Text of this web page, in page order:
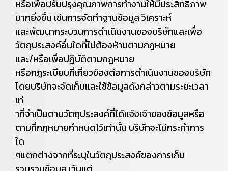
หรือเพื่อปรับปรุงคุณภาพการทำงานให้มีประสิทธิภาพ
มากยิ่งขึ้น เช่นการจัดทำฐานข้อมูล วิเคราะห์
และพัฒนากระบวนการดำเนินงานของบริษัทและเพื่อ
วัตถุประสงค์อื่นใดที่ไม่ต้องห้ามตามกฎหมาย
และ/หรือเพื่อปฏิบัติตามกฎหมาย
หรือกฎระเบียบที่เกี่ยวข้องต่อการดำเนินงานของบริษัท
โดยบริษัทจะจัดเก็บและใช้ข้อมูลดังกล่าวตามระยะเวลา
เท่
าที่จำเป็นตามวัตถุประสงค์ที่ได้แจ้งเจ้าของข้อมูลหรือ
ตามที่กฎหมายกำหนดไว้เท่านั้น บริษัทจะไม่กระทำการ
ใด
ๆแตกต่างจากที่ระบุในวัตถุประสงค์ของการเก็บ